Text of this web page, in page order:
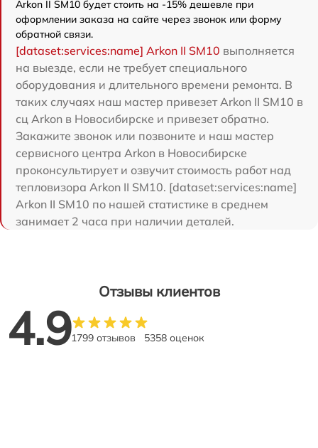
Arkon II SM10 будет стоить на -15% дешевле при
оформлении заказа на сайте через звонок или форму
обратной связи.
[dataset:services:name] Arkon II SM10 выполняется
на выезде, если не требует специального
оборудования и длительного времени ремонта. В
таких случаях наш мастер привезет Arkon II SM10 в
сц Arkon в Новосибирске и привезет обратно.
Закажите звонок или позвоните и наш мастер
сервисного центра Arkon в Новосибирске
проконсультирует и озвучит стоимость работ над
тепловизора Arkon II SM10. [dataset:services:name]
Arkon II SM10 по нашей статистике в среднем
занимает 2 часа при наличии деталей.
Отзывы клиентов
4.91799 отзывов 5358 оценок